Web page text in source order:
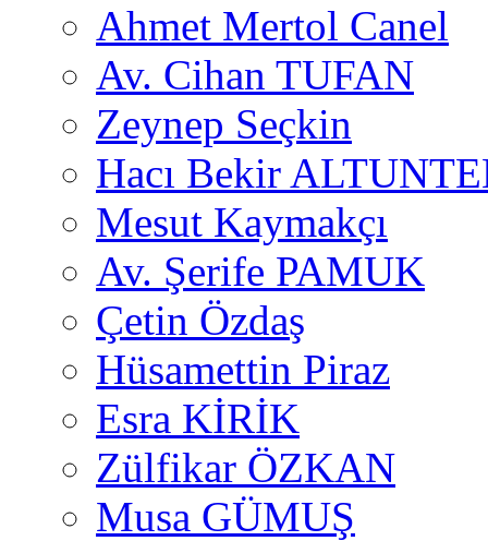
Ahmet Mertol Canel
Av. Cihan TUFAN
Zeynep Seçkin
Hacı Bekir
Mesut Kaymakçı
Av. Şerife PAMUK
Çetin Özdaş
Hüsamettin Piraz
Esra KİRİK
Zülfikar ÖZKAN
Musa GÜMUŞ